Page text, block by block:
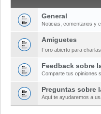
General
Noticias, comentarios y
Amiguetes
Foro abierto para
Feedback sobre
Comparte tus opiniones
Preguntas sobre
Aquí te ayudaremos a